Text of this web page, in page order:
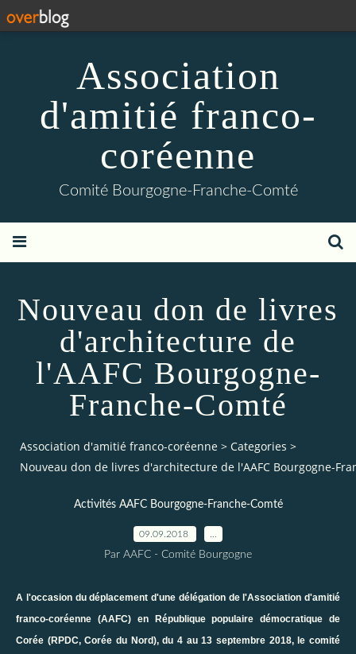
Association
d'amitié franco-
coréenne
Comité Bourgogne-Franche-Comté
Nouveau don de livres
d'architecture de
l'AAFC Bourgogne-
Franche-Comté
Association d'amitié franco-coréenne > Categories >
Nouveau don de livres d'architecture de l'AAFC Bourgogne-
Activités AAFC Bourgogne-Franche-Comté
09.09.2018
Par AAFC - Comité Bourgogne
A l'occasion du déplacement d'une délégation de l'Association d'amitié
franco-coréenne (AAFC) en République populaire démocratique de
Corée (RPDC, Corée du Nord), du 4 au 13 septembre 2018, le comité